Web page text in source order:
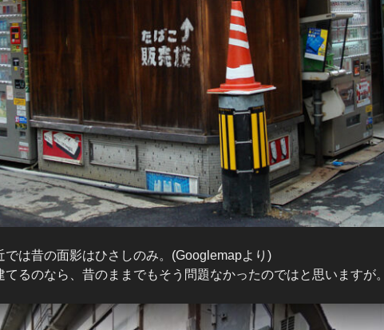
では昔の面影はひさしのみ。(Googlemapより)
てるのなら、昔のままでもそう問題なかったのではと思いますが。